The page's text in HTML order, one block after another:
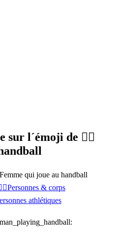
l´émoji de 🤾‍♀️
qui joue au handball
& corps
athlétiques